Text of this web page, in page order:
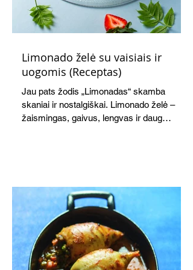
Limonado želė su vaisiais ir
uogomis (Receptas)
Jau pats žodis „Limonadas“ skamba
skaniai ir nostalgiškai. Limonado želė –
žaismingas, gaivus, lengvas ir daug